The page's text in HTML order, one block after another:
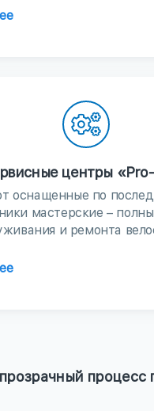
центры
оснащенные по
мастерские –
и ремонта
процесс